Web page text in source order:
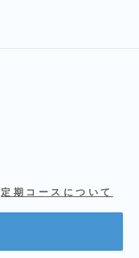
定期コースについて